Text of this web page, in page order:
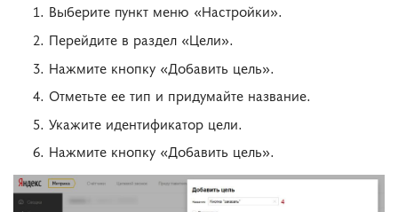
Выберите пункт меню «Настройки».
Перейдите в раздел «Цели».
Нажмите кнопку «Добавить цель».
Отметьте ее тип и придумайте название.
Укажите идентификатор цели.
Нажмите кнопку «Добавить цель».